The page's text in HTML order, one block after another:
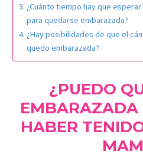
¿Cuánto tiempo hay que
para quedarse embarazada?
¿Hay posibilidades de que el
quedo embarazada?
¿PUEDO
EMBARAZADA
HABER